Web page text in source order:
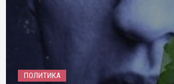
ПОЛИТИКА